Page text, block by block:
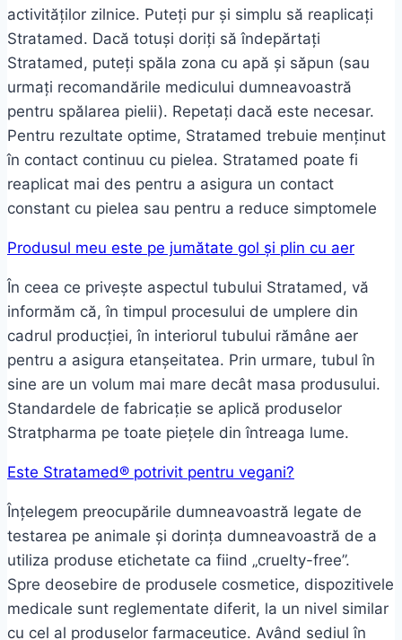
activităților zilnice. Puteți pur și simplu să reaplicați
Stratamed. Dacă totuși doriți să îndepărtați
Stratamed, puteți spăla zona cu apă și săpun (sau
urmați recomandările medicului dumneavoastră
pentru spălarea pielii). Repetați dacă este necesar.
Pentru rezultate optime, Stratamed trebuie menținut
în contact continuu cu pielea. Stratamed poate fi
reaplicat mai des pentru a asigura un contact
constant cu pielea sau pentru a reduce simptomele
Produsul meu este pe jumătate gol și plin cu aer
În ceea ce privește aspectul tubului Stratamed, vă
informăm că, în timpul procesului de umplere din
cadrul producției, în interiorul tubului rămâne aer
pentru a asigura etanșeitatea. Prin urmare, tubul în
sine are un volum mai mare decât masa produsului.
Standardele de fabricație se aplică produselor
Stratpharma pe toate piețele din întreaga lume.
Este Stratamed® potrivit pentru vegani?
Înțelegem preocupările dumneavoastră legate de
testarea pe animale și dorința dumneavoastră de a
utiliza produse etichetate ca fiind „cruelty-free”.
Spre deosebire de produsele cosmetice, dispozitivele
medicale sunt reglementate diferit, la un nivel similar
cu cel al produselor farmaceutice. Având sediul în